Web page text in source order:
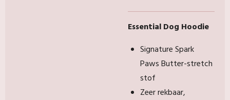
Essential Dog Hoodie
Signature Spark
Paws Butter-stretch
stof
Zeer rekbaar,